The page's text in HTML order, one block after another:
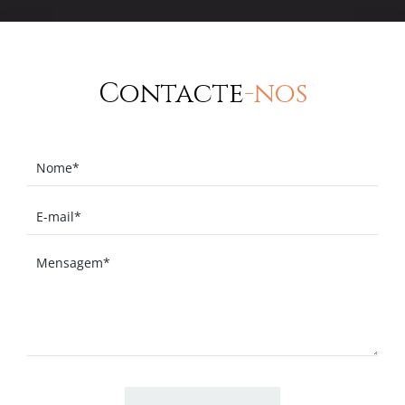
Contacte-nos